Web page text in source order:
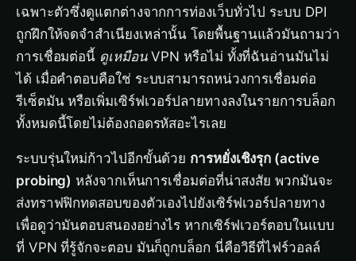
เฉพาะตัวซึ่งดูแตกต่างจากการท่องเว็บทั่วไป ระบบ DPI
ถูกฝึกให้จดจำสำเนียงเหล่านั้น โดยพื้นฐานแล้วมันถามว่า
การเชื่อมต่อนี้ ดูเหมือนVPN หรือไม่ ทั้งที่ฉันอ่านมันไม่
ได้ เมื่อคำตอบคือใช่ ระบบสามารถหน่วงการเชื่อมต่อ
รีเซ็ตมัน หรือเพิ่มเซิร์ฟเวอร์ปลายทางลงในรายการบล็อก
ทั้งหมดนี้โดยไม่ต้องถอดรหัสอะไรเลย
ระบบรุ่นใหม่ก้าวไปอีกขั้นด้วย การหยั่งเชิงรุก (active
probing) หลังจากเห็นการเชื่อมต่อที่น่าสงสัย พวกมันจะ
ส่งทราฟฟิกทดสอบของตัวเองไปยังเซิร์ฟเวอร์ปลายทาง
เพื่อดูว่ามันตอบสนองอย่างไร หากเซิร์ฟเวอร์ตอบในแบบ
ที่ VPN ที่รู้จักจะตอบ มันก็ถูกบล็อก นี่คือวิธีที่ไฟร์วอลล์